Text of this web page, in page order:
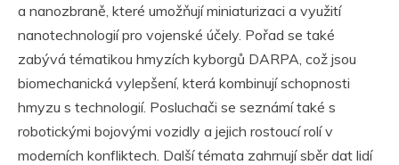
a nanozbraně, které umožňují miniaturizaci a využití
nanotechnologií pro vojenské účely. Pořad se také
zabývá tématikou hmyzích kyborgů DARPA, což jsou
biomechanická vylepšení, která kombinují schopnosti
hmyzu s technologií. Posluchači se seznámí také s
robotickými bojovými vozidly a jejich rostoucí rolí v
moderních konfliktech. Další témata zahrnují sběr dat lidí